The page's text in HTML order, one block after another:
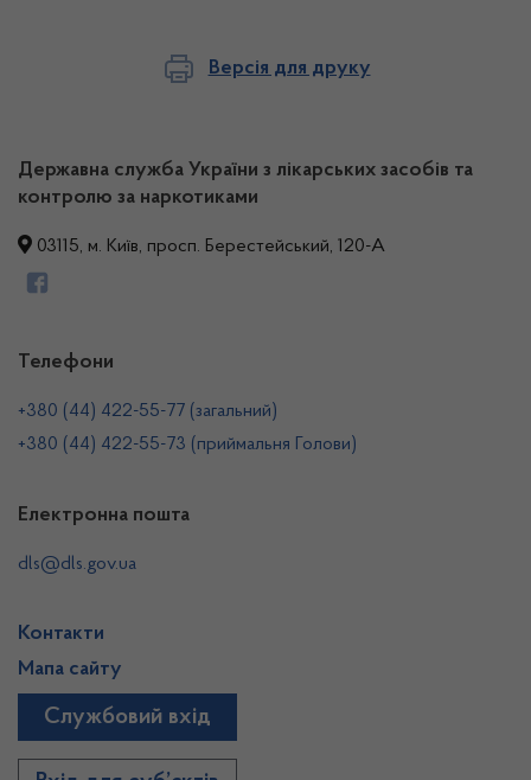
Версія для друку
Державна служба України з лікарських засобів та
контролю за наркотиками
03115, м. Київ, просп. Берестейський, 120-А
Телефони
+380 (44) 422-55-77 (загальний)
+380 (44) 422-55-73 (приймальня Голови)
Електронна пошта
dls@dls.gov.ua
Контакти
Мапа сайту
Службовий вхід